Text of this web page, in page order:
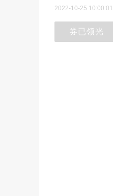
2022-10-25 10:00:01
券已领光